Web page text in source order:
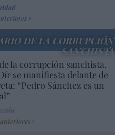
DE LA CORRUPCIÓN
SANCHISTA
la corrupción sanchista.
se manifiesta delante de
“Pedro Sánchez es un